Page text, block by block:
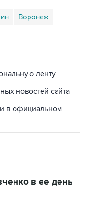
Воронеж
ленту
новостей сайта
в официальном
в ее день